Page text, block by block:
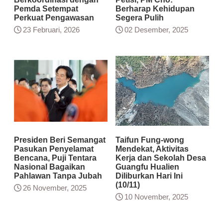
Pemda Setempat
Perkuat Pengawasan
23 Februari, 2026
Berharap Kehidupan
Segera Pulih
02 Desember, 2025
Presiden Beri Semangat
Pasukan Penyelamat
Bencana, Puji Tentara
Nasional Bagaikan
Pahlawan Tanpa Jubah
26 November, 2025
Taifun Fung-wong
Mendekat, Aktivitas
Kerja dan Sekolah Desa
Guangfu Hualien
Diliburkan Hari Ini
(10/11)
10 November, 2025